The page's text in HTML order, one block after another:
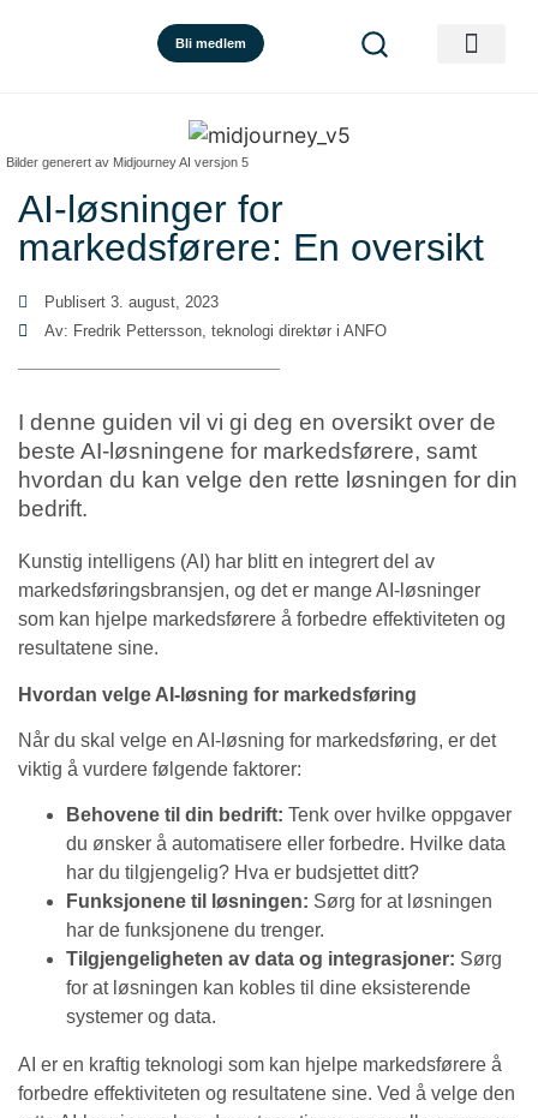
Bli medlem
Bilder generert av Midjourney AI versjon 5
AI-løsninger for
markedsførere: En oversikt
Publisert 3. august, 2023
Av: Fredrik Pettersson, teknologi direktør i ANFO
I denne guiden vil vi gi deg en oversikt over de
beste AI-løsningene for markedsførere, samt
hvordan du kan velge den rette løsningen for din
bedrift.
Kunstig intelligens (AI) har blitt en integrert del av
markedsføringsbransjen, og det er mange AI-løsninger
som kan hjelpe markedsførere å forbedre effektiviteten og
resultatene sine.
Hvordan velge AI-løsning for markedsføring
Når du skal velge en AI-løsning for markedsføring, er det
viktig å vurdere følgende faktorer:
Behovene til din bedrift: Tenk over hvilke oppgaver
du ønsker å automatisere eller forbedre. Hvilke data
har du tilgjengelig? Hva er budsjettet ditt?
Funksjonene til løsningen: Sørg for at løsningen
har de funksjonene du trenger.
Tilgjengeligheten av data og integrasjoner: Sørg
for at løsningen kan kobles til dine eksisterende
systemer og data.
AI er en kraftig teknologi som kan hjelpe markedsførere å
forbedre effektiviteten og resultatene sine. Ved å velge den